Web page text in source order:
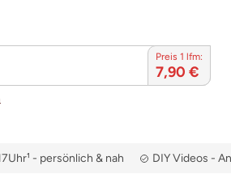
Preis 1 lfm:
7,90 €
- persönlich & nah DIY Videos -